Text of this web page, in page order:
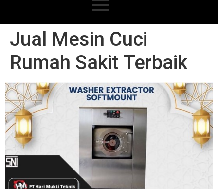
Jual Mesin Cuci
Rumah Sakit Terbaik